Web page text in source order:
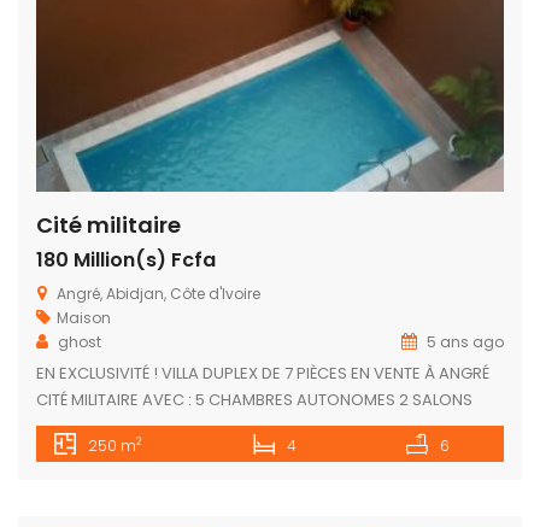
Cité militaire
180 Million(s) Fcfa
Angré, Abidjan, Côte d'Ivoire
Maison
ghost
5 ans ago
EN EXCLUSIVITÉ ! VILLA DUPLEX DE 7 PIÈCES EN VENTE À ANGRÉ
CITÉ MILITAIRE AVEC : 5 CHAMBRES AUTONOMES 2 SALONS
UNE BELLE PETITE PISCINE SUPERFICIE : 250 MÈTRES CARRÉS
DOCUMENT : TF DE LA CITÉ NB: UN LUXE HORS COMMUN ! PRIX :
250 m2 4 6